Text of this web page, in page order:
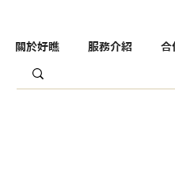
關於好瞧 服務介紹 合